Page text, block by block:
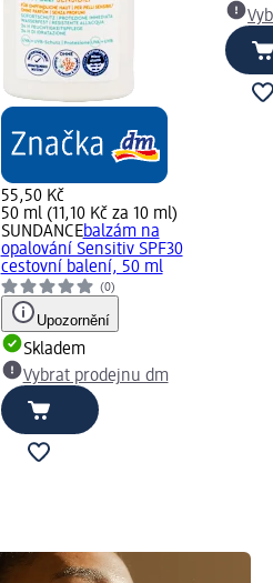
55,50 Kč
50 ml (11,10 Kč za 10 ml)
SUNDANCEbalzám na
opalování Sensitiv SPF30
cestovní balení, 50 ml
(0)
Upozornění
Skladem
Vybrat prodejnu dm